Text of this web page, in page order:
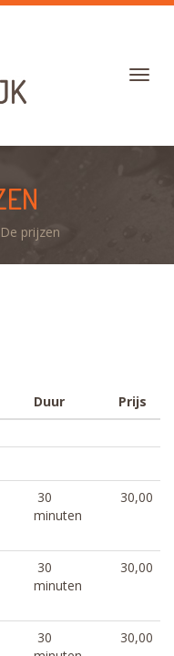
De prijzen
Duur Prijs
30
minuten
30,00
30
minuten
30,00
30
30,00